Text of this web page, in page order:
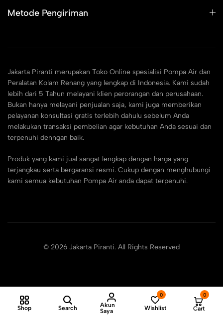
Metode Pengiriman
Jakarta Piranti merupakan Toko Online spesialisi Pompa Air dan
Peralatan Kolam Renang yang lengkap di Indonesia. Kami sudah
lebih dari 5 Tahun melayani klien perorangan dan perusahaan.
Bukan hanya melayani penjualan saja, kami juga memberikan
pelayanan konsultasi gratis terlebih dahulu sebelum Anda
melakukan transaksi pembelian agar kebutuhan Anda sesuai dan
terpenuhi denngan baik.
Produk yang kami jual sangat lengkap dengan harga yang
terjangkau serta bergaransi resmi. Cukup dengan menghubungi
kami semua kebutuhan Pompa Air anda dapat terpenuhi.
© 2026 Jakarta Piranti. All Rights Reserved
Shop Search
Akun
Saya
0
Wishlist
0
Cart